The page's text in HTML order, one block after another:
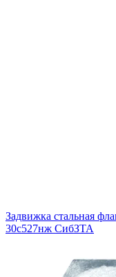
Задвижка стальная
30с527нж СибЗТА